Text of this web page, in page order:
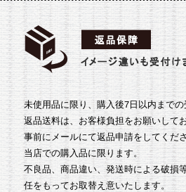
未使用品に限り、購入後7日以内までの
返品送料は、お客様負担をお願いして
事前にメールにて返品申請をしてくださ
当店での購入品に限ります。
不良品、商品違い、発送時による破損
任をもってお取替え意いたします。